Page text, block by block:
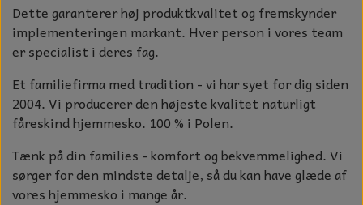
Dette garanterer høj produktkvalitet og fremskynder
implementeringen markant. Hver person i vores team
er specialist i deres fag.
Et familiefirma med tradition - vi har syet for dig siden
2004. Vi producerer den højeste kvalitet naturligt
fåreskind hjemmesko. 100 % i Polen.
Tænk på din families - komfort og bekvemmelighed. Vi
sørger for den mindste detalje, så du kan have glæde af
vores hjemmesko i mange år.